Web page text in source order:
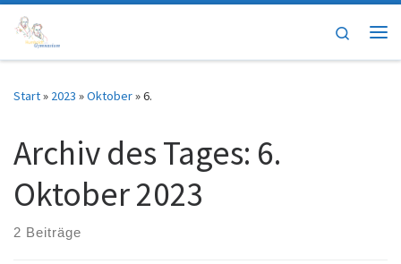
Zum Inhalt springen
Search
Start» 2023 »Oktober»6.
Archiv des Tages: 6.
Oktober 2023
2 Beiträge